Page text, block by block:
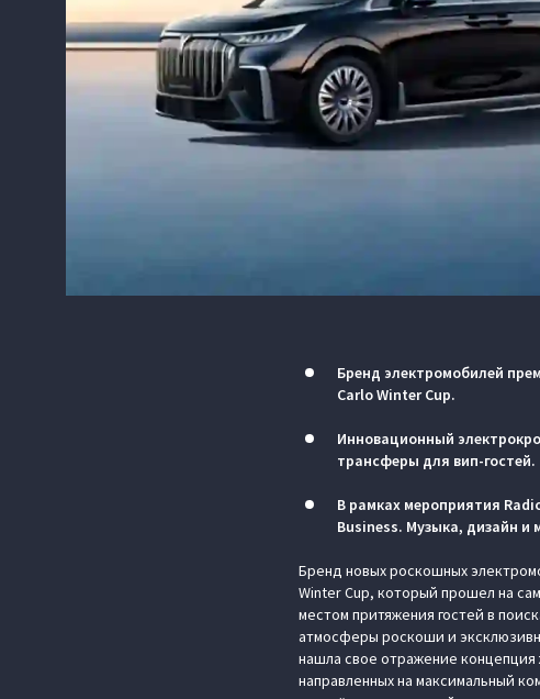
Бренд электромобилей
Carlo Winter Cup.
Инновационный
трансферы для вип-гостей.
В рамках мероприятия
Business. Музыка, дизайн и
Бренд новых роскошных
Winter Сup, который прошел на
местом притяжения гостей в
атмосферы роскоши и
нашла свое отражение
направленных на максимальный